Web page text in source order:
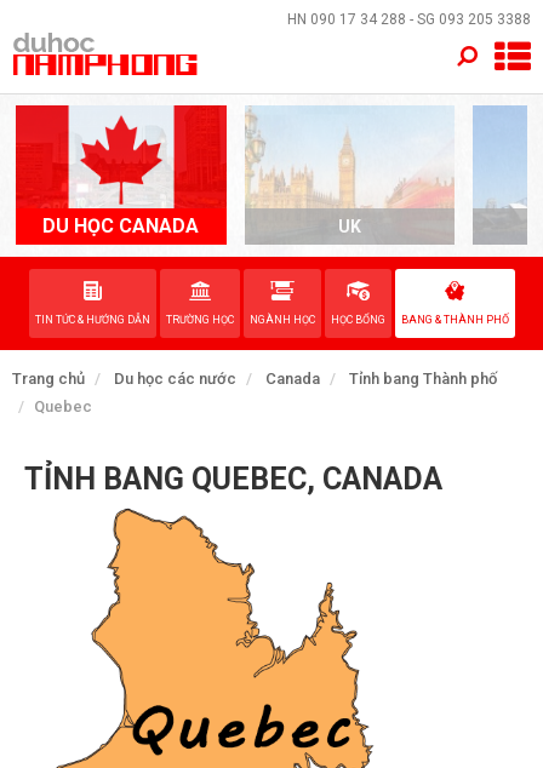
HN 090 17 34 288 - SG 093 205 3388
DU HỌC CANADA UK
TIN TỨC & HƯỚNG DẪN TRƯỜNG HỌC NGÀNH HỌC HỌC BỔNG BANG & THÀNH PHỐ
Trang chủ Du học các nước Canada
Tỉnh bang Thành phố
Quebec
TỈNH BANG QUEBEC, CANADA
×
TRANG CHỦ
QUỐC GIA
EVENTS
DỊCH VỤ
VỀ NAM PHONG
LIÊN HỆ